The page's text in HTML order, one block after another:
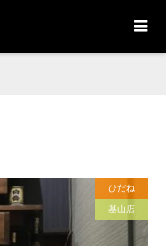
ひだね
基山店